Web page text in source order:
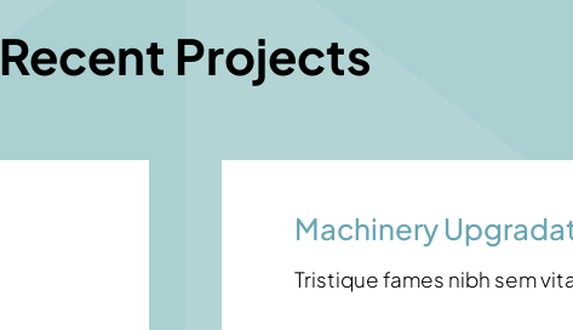
Recent Projects
Machinery
Tristique fames nibh sem